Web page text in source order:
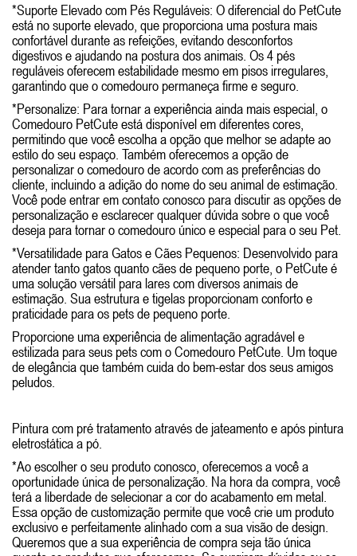
*Suporte Elevado com Pés Reguláveis: O diferencial do PetCute
está no suporte elevado, que proporciona uma postura mais
confortável durante as refeições, evitando desconfortos
digestivos e ajudando na postura dos animais. Os 4 pés
reguláveis oferecem estabilidade mesmo em pisos irregulares,
garantindo que o comedouro permaneça firme e seguro.
*Personalize: Para tornar a experiência ainda mais especial, o
Comedouro PetCute está disponível em diferentes cores,
permitindo que você escolha a opção que melhor se adapte ao
estilo do seu espaço. Também oferecemos a opção de
personalizar o comedouro de acordo com as preferências do
cliente, incluindo a adição do nome do seu animal de estimação.
Você pode entrar em contato conosco para discutir as opções de
personalização e esclarecer qualquer dúvida sobre o que você
deseja para tornar o comedouro único e especial para o seu Pet.
*Versatilidade para Gatos e Cães Pequenos: Desenvolvido para
atender tanto gatos quanto cães de pequeno porte, o PetCute é
uma solução versátil para lares com diversos animais de
estimação. Sua estrutura e tigelas proporcionam conforto e
praticidade para os pets de pequeno porte.
Proporcione uma experiência de alimentação agradável e
estilizada para seus pets com o Comedouro PetCute. Um toque
de elegância que também cuida do bem-estar dos seus amigos
peludos.
Pintura com pré tratamento através de jateamento e após pintura
eletrostática a pó.
*Ao escolher o seu produto conosco, oferecemos a você a
oportunidade única de personalização. Na hora da compra, você
terá a liberdade de selecionar a cor do acabamento em metal.
Essa opção de customização permite que você crie um produto
exclusivo e perfeitamente alinhado com a sua visão de design.
Queremos que a sua experiência de compra seja tão única